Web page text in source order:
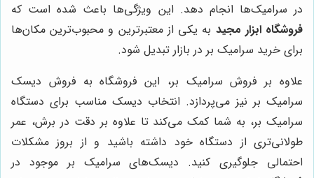
در سرامیک‌ها انجام دهد. این ویژگی‌ها باعث شده است که
فروشگاه ابزار مجید به یکی از معتبرترین و محبوب‌ترین مکان‌ها
برای خرید سرامیک بر در بازار تبدیل شود.
علاوه بر فروش سرامیک بر، این فروشگاه به فروش دیسک
سرامیک بر نیز می‌پردازد. انتخاب دیسک مناسب برای دستگاه
سرامیک بر، به شما کمک می‌کند تا علاوه بر دقت در برش، عمر
طولانی‌تری از دستگاه خود داشته باشید و از بروز مشکلات
احتمالی جلوگیری کنید. دیسک‌های سرامیک بر موجود در